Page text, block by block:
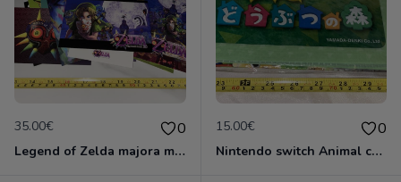
35.00€ 0
Legend of Zelda majora mask officiel Nintendo Japon 3ds 24 card collector link
15.00€ 0
Nintendo switch Animal crossing tapis de jeu extérieur japon officiel collector Mario Zelda